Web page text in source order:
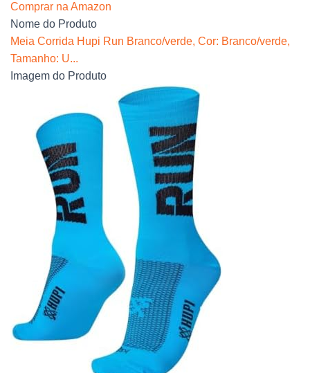
Comprar na Amazon
Nome do Produto
Meia Corrida Hupi Run Branco/verde, Cor: Branco/verde,
Tamanho: U...
Imagem do Produto